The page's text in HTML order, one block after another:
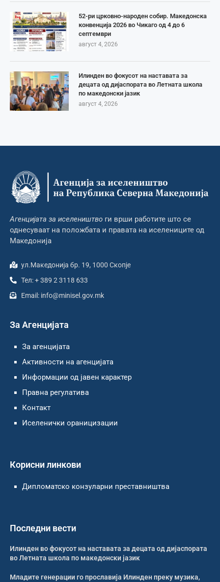
52-ри црковно-народен собир. Македонска
конвенција 2026 во Чикаго од 4 до 6
септември
август 4, 2026
Илинден во фокусот на наставата за
децата од дијаспората во Летната школа
по македонски јазик
август 4, 2026
Агенцијата за иселеништво ги врши работите што се
однесуваат на положбата и правата на иселениците од
Македонија
ул.Македонија бр. 19, 1000 Скопје
Тел: + 389 2 3118 633
Email: info@minisel.gov.mk
За Агенцијата
За агенцијата
Активности на агенцијата
Информации од јавен карактер
Правна регулатива
Контакт
Иселенички ораницизации
Корисни линкови
Дипломатско конзуларни преставништва
Последни вести
Илинден во фокусот на наставата за децата од дијаспората
во Летната школа по македонски јазик
Младите генерации го прославија Илинден преку музика,